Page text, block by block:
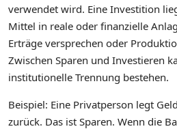
verwendet wird. Eine Investition
Mittel in reale oder finanzielle
Erträge versprechen oder
Zwischen Sparen und Investieren
institutionelle Trennung bestehen.
Beispiel: Eine Privatperson legt
zurück. Das ist Sparen. Wenn die